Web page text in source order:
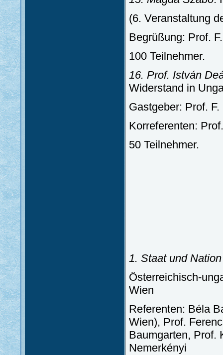
(6. Veranstaltung
Begrüßung: Prof.
100 Teilnehmer.
16. Prof. István
Widerstand in
Gastgeber: Prof.
Korreferenten:
50 Teilnehmer.
1. Staat und
Österreichisch-
Wien
Referenten: Béla
Wien), Prof.
Baumgarten, Prof.
Nemerkényi